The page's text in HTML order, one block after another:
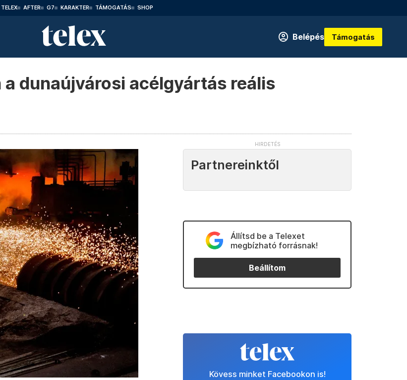
TELEX AFTER G7 KARAKTER TÁMOGATÁS SHOP
Belépés Támogatás
dunaújvárosi acélgyártás reális
Partnereinktől
Állítsd be a Telexet
megbízható forrásnak!
Beállítom
Kövess minket Facebookon is!